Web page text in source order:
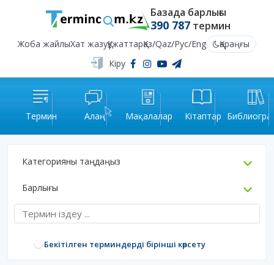
Базада барлығы
390 787термин
Жоба жайлыХат жазуҚұжаттарҚаз/Qaz/Рус/Eng
Қараңғы
Кіру
Термин Алаң Мақалалар Кітаптар
Категорияны таңдаңыз
Барлығы
Бекітілген терминдерді бірінші көрсету